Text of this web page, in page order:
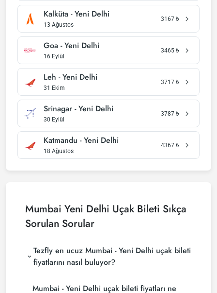
Kalküta - Yeni Delhi
13 Ağustos
3167 ₺
Goa - Yeni Delhi
16 Eylül
3465 ₺
Leh - Yeni Delhi
31 Ekim
3717 ₺
Srinagar - Yeni Delhi
30 Eylül
3787 ₺
Katmandu - Yeni Delhi
18 Ağustos
4367 ₺
Mumbai Yeni Delhi Uçak Bileti Sıkça
Sorulan Sorular
Tezfly en ucuz Mumbai - Yeni Delhi uçak bileti
fiyatlarını nasıl buluyor?
fiyatlarını bulmak için tur operatörleri, büyük
Mumbai - Yeni Delhi uçak bileti fiyatları ne